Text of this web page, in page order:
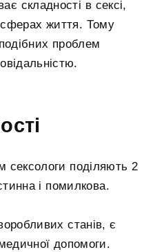
складності в сексі,
сферах життя. Тому
проблем
сексологи поділяють 2
і помилкова.
станів, є
допомоги.